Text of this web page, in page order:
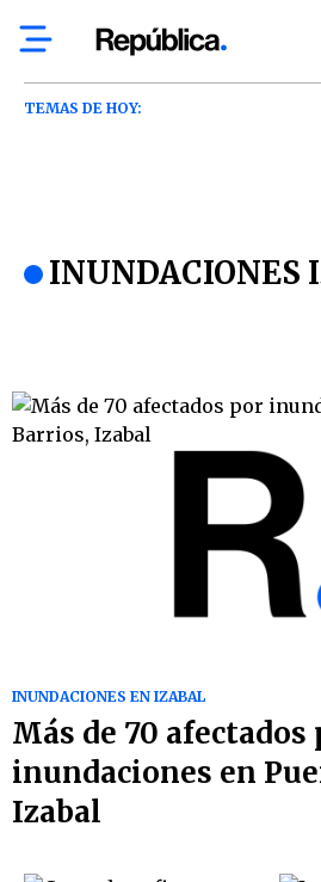
TEMAS DE HOY:
INUNDACIONES
INUNDACIONES EN IZABAL
Más de 70 afectados
inundaciones en
Izabal